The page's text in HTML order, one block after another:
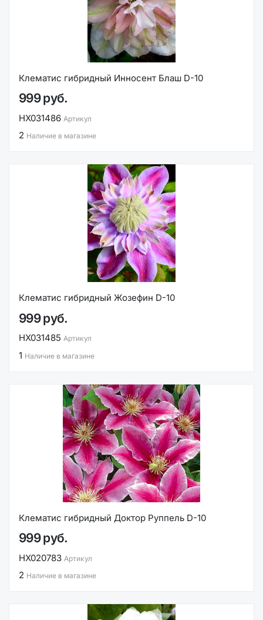
Клематис гибридный Инносент Блаш D-10
999 руб.
НХ031486 Артикул
2 Наличие в магазине
Клематис гибридный Жозефин D-10
999 руб.
НХ031485 Артикул
1 Наличие в магазине
Клематис гибридный Доктор Руппель D-10
999 руб.
НХ020783 Артикул
2 Наличие в магазине